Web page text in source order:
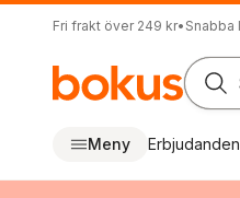
Fri frakt över 249 kr• Snabba
Meny Erbjudanden